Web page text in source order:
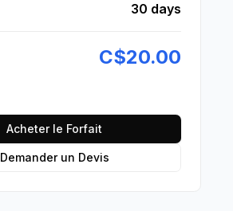
30 days
C$20.00
Acheter le Forfait
Demander un Devis